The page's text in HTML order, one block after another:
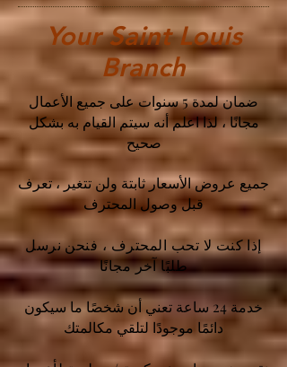
Your Saint Louis
Branch
ضمان لمدة 5 سنوات على جميع الأعمال
مجانًا ، لذا اعلم أنه سيتم القيام به بشكل
صحيح
جميع عروض الأسعار ثابتة ولن تتغير ، تعرف
قبل وصول المحترف
إذا كنت لا تحب المحترف ، فنحن نرسل
طلبًا آخر مجانًا
خدمة 24 ساعة تعني أن شخصًا ما سيكون
دائمًا موجودًا لتلقي مكالمتك